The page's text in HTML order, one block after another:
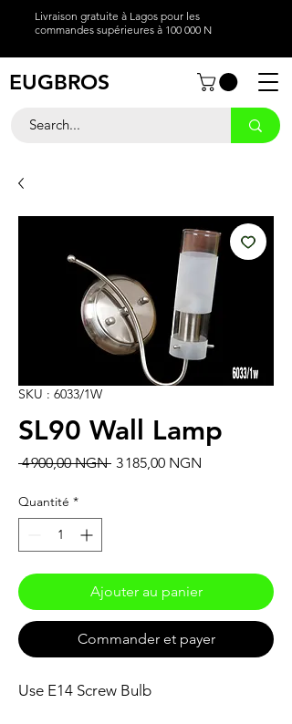
Livraison gratuite à Lagos pour les
commandes supérieures à 100 000 N
EUGBROS
SKU : 6033/1W
SL90 Wall Lamp
4 900,00 NGN Prix
3 185,00 NGN
Quantité *
Ajouter au panier
Commander et payer
Use E14 Screw Bulb